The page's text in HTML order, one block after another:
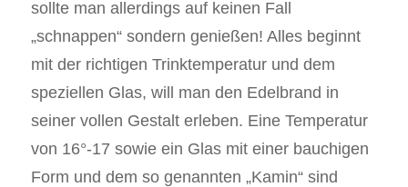
sollte man allerdings auf keinen Fall
„schnappen“ sondern genießen! Alles beginnt
mit der richtigen Trinktemperatur und dem
speziellen Glas, will man den Edelbrand in
seiner vollen Gestalt erleben. Eine Temperatur
von 16°-17 sowie ein Glas mit einer bauchigen
Form und dem so genannten „Kamin“ sind